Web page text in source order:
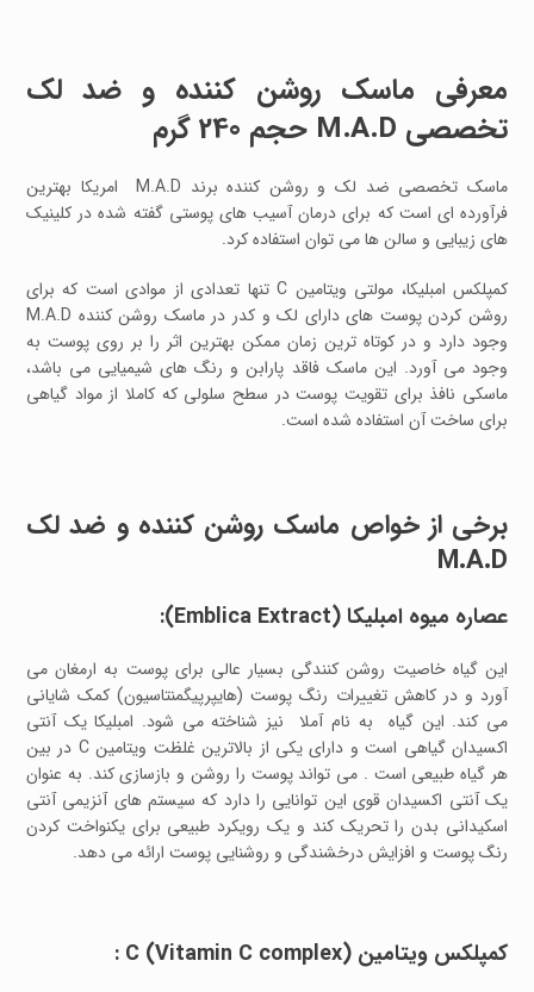
معرفی ماسک روشن کننده و ضد لک
تخصصی M.A.D حجم 240 گرم
ماسک تخصصی ضد لک و روشن کننده برند M.A.D امریکا بهترین
فرآورده ای است که برای درمان آسیب های پوستی گفته شده در کلینیک
های زیبایی و سالن ها می توان استفاده کرد.
کمپلکس امبلیکا، مولتی ویتامین C تنها تعدادی از موادی است که برای
روشن کردن پوست های دارای لک و کدر در ماسک روشن کننده M.A.D
وجود دارد و در کوتاه ترین زمان ممکن بهترین اثر را بر روی پوست به
وجود می آورد. این ماسک فاقد پارابن و رنگ های شیمیایی می باشد،
ماسکی نافذ برای تقویت پوست در سطح سلولی که کاملا از مواد گیاهی
برای ساخت آن استفاده شده است.
برخی از خواص ماسک روشن کننده و ضد لک
M.A.D
عصاره میوه امبلیکا (Emblica Extract):
این گیاه خاصیت روشن کنندگی بسیار عالی برای پوست به ارمغان می
آورد و در کاهش تغییرات رنگ پوست (هایپرپیگمنتاسیون) کمک شایانی
می کند. این گیاه به نام آملا نیز شناخته می شود. امبلیکا یک آنتی
اکسیدان گیاهی است و دارای یکی از بالاترین غلظت ویتامین C در بین
هر گیاه طبیعی است . می تواند پوست را روشن و بازسازی کند. به عنوان
یک آنتی اکسیدان قوی این توانایی را دارد که سیستم های آنزیمی آنتی
اسکیدانی بدن را تحریک کند و یک رویکرد طبیعی برای یکنواخت کردن
رنگ پوست و افزایش درخشندگی و روشنایی پوست ارائه می دهد.
کمپلکس ویتامین C (Vitamin C complex) :